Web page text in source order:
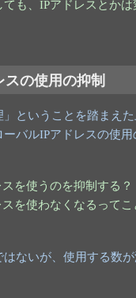
ても、IPアドレスとか
の使用の抑制
」ということを踏まえ
ーバルIPアドレスの使
を使うのを抑制する？
を使わなくなるって
ないが、使用する数